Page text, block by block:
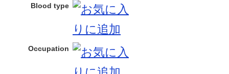
Blood type
Occupation